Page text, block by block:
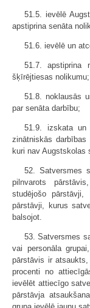
51.5. ievēlē
apstiprina senāta
51.6. ievēlē un
51.7. apstiprina
šķīrējtiesas nolikumu;
51.8. noklausās
par senāta darbību;
51.9. izskata un
zinātniskās
kuri nav Augstskolas
52. Satversmes
pilnvarots
studējošo
pārstāvji, kurus
balsojot.
53. Satversmes
vai personāla
pārstāvis ir
procenti no
ievēlēt attiecīgo
pārstāvja